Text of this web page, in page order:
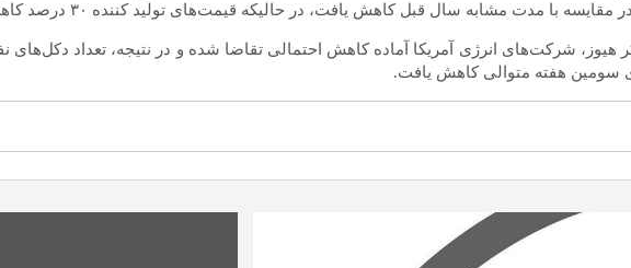
مدت مشابه سال قبل کاهش یافت، در حالیکه قیمت‌های تولید کننده ۳۰ درصد کاهش یافتند.
سومین هفته متوالی کاهش یافت.